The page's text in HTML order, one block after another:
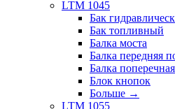
LTM 1045
Бак
Бак топливный
Балка моста
Балка передняя
Балка
Блок кнопок
Больше →
LTM 1055